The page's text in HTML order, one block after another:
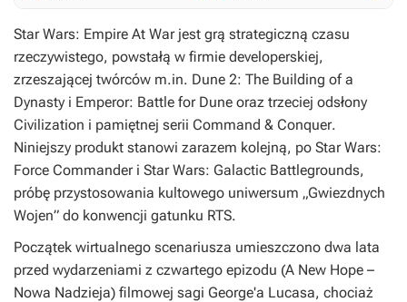
Star Wars: Empire At Warjest grą strategiczną czasu
rzeczywistego, powstałą w firmie developerskiej,
zrzeszającej twórców m.in. Dune 2: The Building of a
Dynasty i Emperor: Battle for Dune oraz trzeciej odsłony
Civilization i pamiętnej serii Command & Conquer.
Niniejszy produkt stanowi zarazem kolejną, po Star Wars:
Force Commanderi Star Wars: Galactic Battlegrounds,
próbę przystosowania kultowego uniwersum „Gwiezdnych
Wojen” do konwencji gatunku RTS.
Początek wirtualnego scenariusza umieszczono dwa lata
przed wydarzeniami z czwartego epizodu (A New Hope –
Nowa Nadzieja) filmowej sagi George'a Lucasa, chociaż